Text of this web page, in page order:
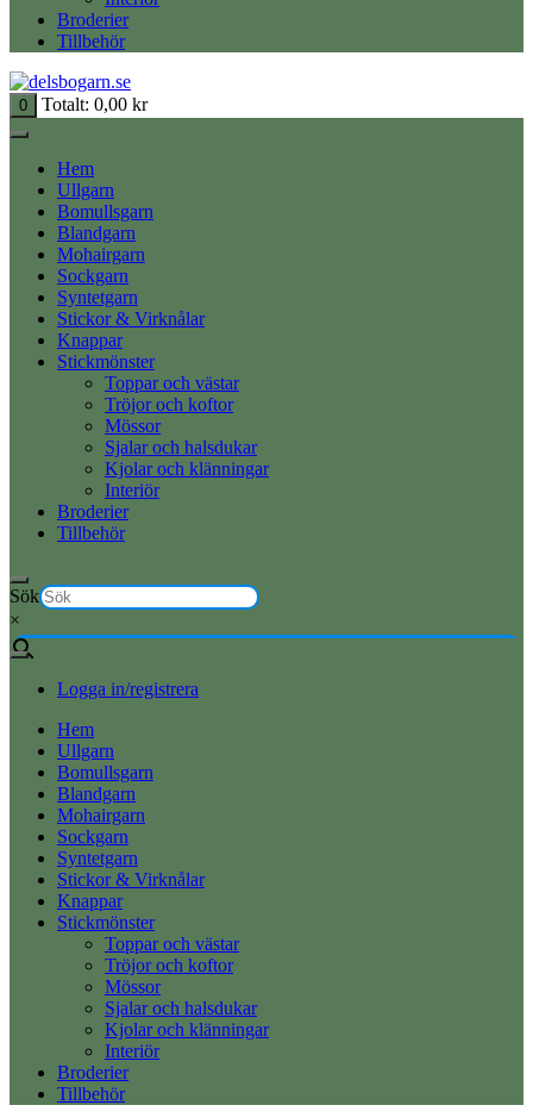
Broderier
Tillbehör
0 Totalt: 0,00 kr
Hem
Ullgarn
Bomullsgarn
Blandgarn
Mohairgarn
Sockgarn
Syntetgarn
Stickor & Virknålar
Knappar
Stickmönster
Toppar och västar
Tröjor och koftor
Mössor
Sjalar och halsdukar
Kjolar och klänningar
Interiör
Broderier
Tillbehör
Sök
×
Logga in/registrera
Hem
Ullgarn
Bomullsgarn
Blandgarn
Mohairgarn
Sockgarn
Syntetgarn
Stickor & Virknålar
Knappar
Stickmönster
Toppar och västar
Tröjor och koftor
Mössor
Sjalar och halsdukar
Kjolar och klänningar
Interiör
Broderier
Tillbehör